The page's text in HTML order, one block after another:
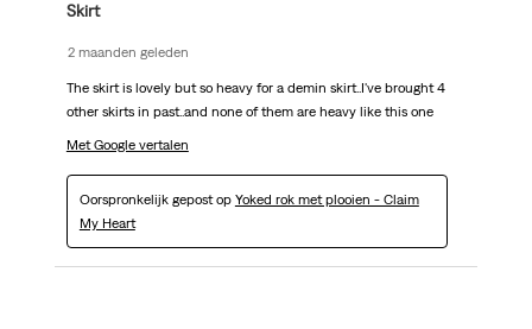
Skirt
2 maanden geleden
The skirt is lovely but so heavy for a demin skirt..I've brought 4
other skirts in past..and none of them are heavy like this one
Met Google vertalen
Oorspronkelijk gepost op Yoked rok met plooien - Claim
My Heart